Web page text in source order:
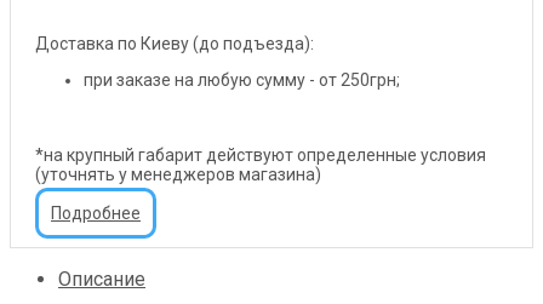
Доставка по Киеву (до подъезда):
при заказе на любую сумму - от 250грн;
*на крупный габарит действуют определенные условия
(уточнять у менеджеров магазина)
Подробнее
Описание